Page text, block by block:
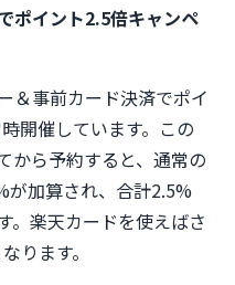
ポイント2.5倍キャンペ
＆事前カード決済でポイ
開催しています。この
から予約すると、通常の
が加算され、合計2.5%
。楽天カードを使えばさ
ります。